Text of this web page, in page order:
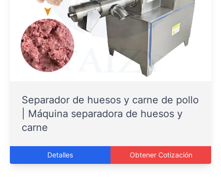
Separador de huesos y carne de pollo
| Máquina separadora de huesos y
carne
Detalles Obtener Cotización